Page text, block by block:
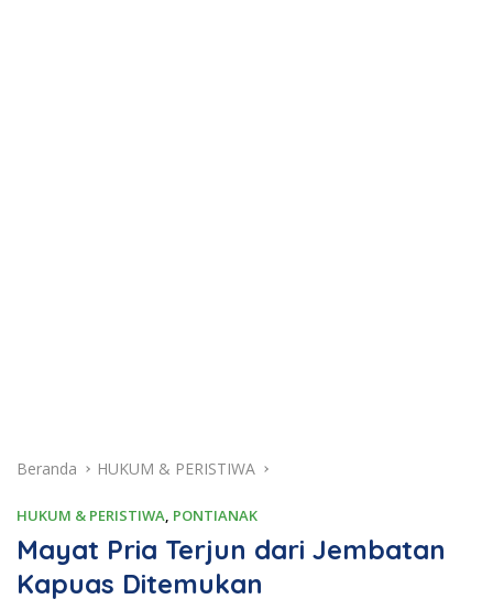
Beranda HUKUM & PERISTIWA
HUKUM & PERISTIWA, PONTIANAK
Mayat Pria Terjun dari Jembatan
Kapuas Ditemukan